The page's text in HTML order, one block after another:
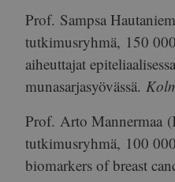
Prof. Sampsa
tutkimusryhmä, 150
aiheuttajat epiteliaalisessa
munasarjasyövässä.
Prof. Arto Mannermaa
tutkimusryhmä, 100
biomarkers of breast